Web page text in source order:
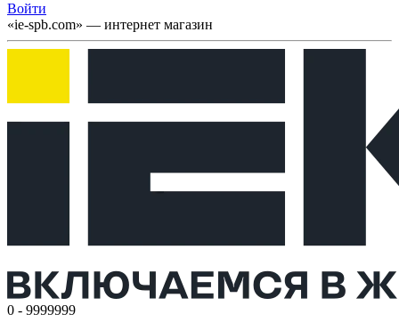
Войти
«ie-spb.com» — интернет магазин
0 - 9999999